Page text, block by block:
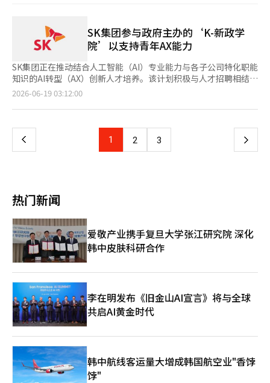
的成长将与国家的成长融为一体。 第三，POSCO应进化为不仅销
售钢铁产品的企业，更是出口韩国技术和产业标准的企业。结合
HyREX、人工智能制造创新和EPC平台，创造全球碳中和钢铁厂的
此次三级核心战略为“我们要做什么”提供了很好的答案。如果再
加上“我们为什么存在”和“我们将成为怎样的企业”的哲学根
基，战略将获得更大的共鸣和执行力。战略是从Why开始，经过
现在，POSCO则应引领碳中和和人工智能时代的工业革命。 超越
制铁报国，成为新钢铁为人。超越单纯的钢铁制造企业，成为创造
韩国未来和人类未来的企业。 作者主要经历 △POSCO PLANTEC
将以hy中央研究所成立50周年庆典和“迈向微生物组专业研究
所”的愿景发布仪式作为结束。 hy中央研究所所长李在焕表
示：“hy中央研究所在过去的半个世纪中专注于益生菌研究，领导
相关产业的发展。借此次研讨会，我们将提升微生物组研究的竞争
力，持续为国民健康做出贡献。” 值得一提的是，成立于1976年
的hy中央研究所是食品行业首个企业附属研究所。该所以“益生菌
国产化”为目标开展研究，并于1995年首次开发和商业化了韩国
型益生菌。目前，研究所拥有约5100种菌株库和约250种天然物
册专利和150篇国内外论文等研究成果，推动益生菌、天然物和微
生物组等功能性材料的开发与产业化。※ 本报道经人工智能（AI）
系统翻译与编辑。
奥尔塔材料、浦项HY清洁金属和韩国电池材料。电池再生原料生
产认证制度是指政府正式认证从电动汽车等回收的使用后电池中提
取的锂、镍、钴等原料为废物来源的再生原料。认证对象包括碳酸
锂、氢氧化锂、硫酸镍、硫酸钴、硫酸锰、石墨、复合金属沉淀物
和正极活性物质等八个品类。此次认证制度也被视为应对欧盟电池
法规的基础。欧盟逐步强制要求使用一定比例以上的再生原料，因
此建立能够客观证明回收原料来源的体系变得愈发重要。此次试点
项目旨在为2027年5月实施的认证制度的稳定落地做好准备。政府
程中可能出现的问题。特别是电池原料以粉末或液体形式生产，因
此将采用以生产流程为中心的认证体系，而非单一产品认证。因
工艺投入到最终原料生产的运营数据，韩国环境公团将基于这些数
政府将在试点项目期间与企业运营实务协商小组合作，积极采纳现
场意见。将把企业担忧的工艺内原料混入的证明过程和商业秘密保
护等问题纳入制度设计，并计划建立一个能够一次性处理认证申请
到发放的在线管理系统。气候部计划在今年年底前完成试点项目，
并根据结果制定详细的运营指导方针，预计在2027年初确认并公
布。随后，政府将支持回收企业在制度实施后获得认证，以便于国
内外交易和应对海外环境法规。气候部第一副部长金汉承表
示：“电池再生原料认证制度将不仅应对海外环境法规，还将成为
提升我国循环经济竞争力的基础。我们将减少企业负担，同时建立
一个国际上可信赖的认证体系。”※ 本报道经人工智能（AI）系统
翻译与编辑。
SK集团参与政府主办的‘K-新政学
院’以支持青年AX能力
SK集团正在推动结合人工智能（AI）专业能力与各子公司特化职能
知识的AI转型（AX）创新人才培养。该计划积极与人才招聘相结
合，支持青年群体的职能能力提升和劳动市场的进入，并计划扩大
由产业通商部和就业劳动部主办的‘K-新政学院’，包括SK海力
涵盖半导体、基于AI代理的安全与网络实务、AI内容服务规划等领
域，各公司将开展定制化的职能培训。 SK海力士通过‘青年Hy-
争率达到10:1。 SK电信将开展基于AI代理的安全网络实务培
训‘THE ALEPH（阿勒夫）’，在大田、大邱、釜山招募173名
学员，课程时长为500小时。 SK AX通过‘SKALA（斯卡拉，SK AI
领导者学院）’项目为青年提供结合AI基础知识与专业能力的课
程。在光州和蔚山共招募260名学员，优秀毕业生在申请与SK集团
签署协议的公司时，将获得免除书面审核的机会。 SK Planet则推
出‘釜山智能港口·海洋物流数据实务课程’和‘AI应用地方特色
旅游内容·服务课程’，各招募25名学员，共计50名。 此外，SK
海力士日前宣布在招聘新员工时全面取消学历限制，引发广泛关
注。※ 本报道经人工智能（AI）系统翻译与编辑。
2026-06-19 03:12:00
上
页
1 2 3 下
热门新闻
爱敬产业携手复旦大学张江研究院 深化
韩中皮肤科研合作
李在明发布《旧金山AI宣言》将与全球
共启AI黄金时代
韩中航线客运量大增成韩国航空业"香饽
饽"